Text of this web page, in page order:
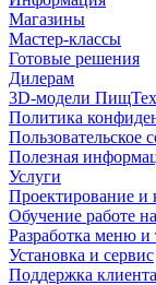
Магазины
Мастер-классы
Готовые решения
Дилерам
3D-модели ПищТех
Политика
Пользовательское
Полезная
Услуги
Проектирование и
Обучение работе
Разработка меню и
Установка и сервис
Поддержка клиента